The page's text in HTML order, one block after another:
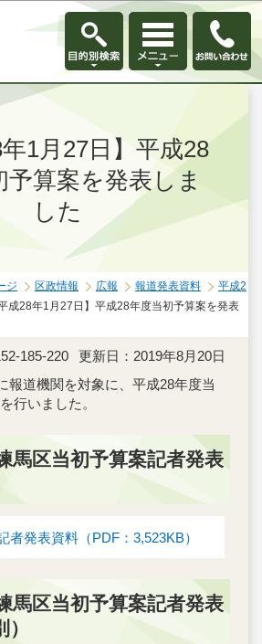
ページの本文へ移動
1月27日】平成28
予算案を発表しま
した
ジ 区政情報 広報 報道発表資料
平成2
平成28年1月27日】平成28年度当初予算案を発表
185-220
更新日：2019年8月20日
報道機関を対象に、平成28年度当
行いました。
馬区当初予算案記者発表
者発表資料（PDF：3,523KB）
馬区当初予算案記者発表